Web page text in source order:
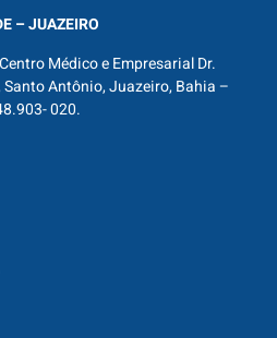
– JUAZEIRO
Médico e Empresarial Dr.
Santo Antônio, Juazeiro, Bahia –
020.